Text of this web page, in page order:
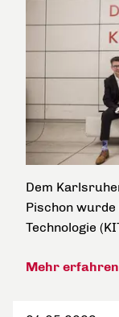
Dem
Pischon
Technologie
Mehr erfahren